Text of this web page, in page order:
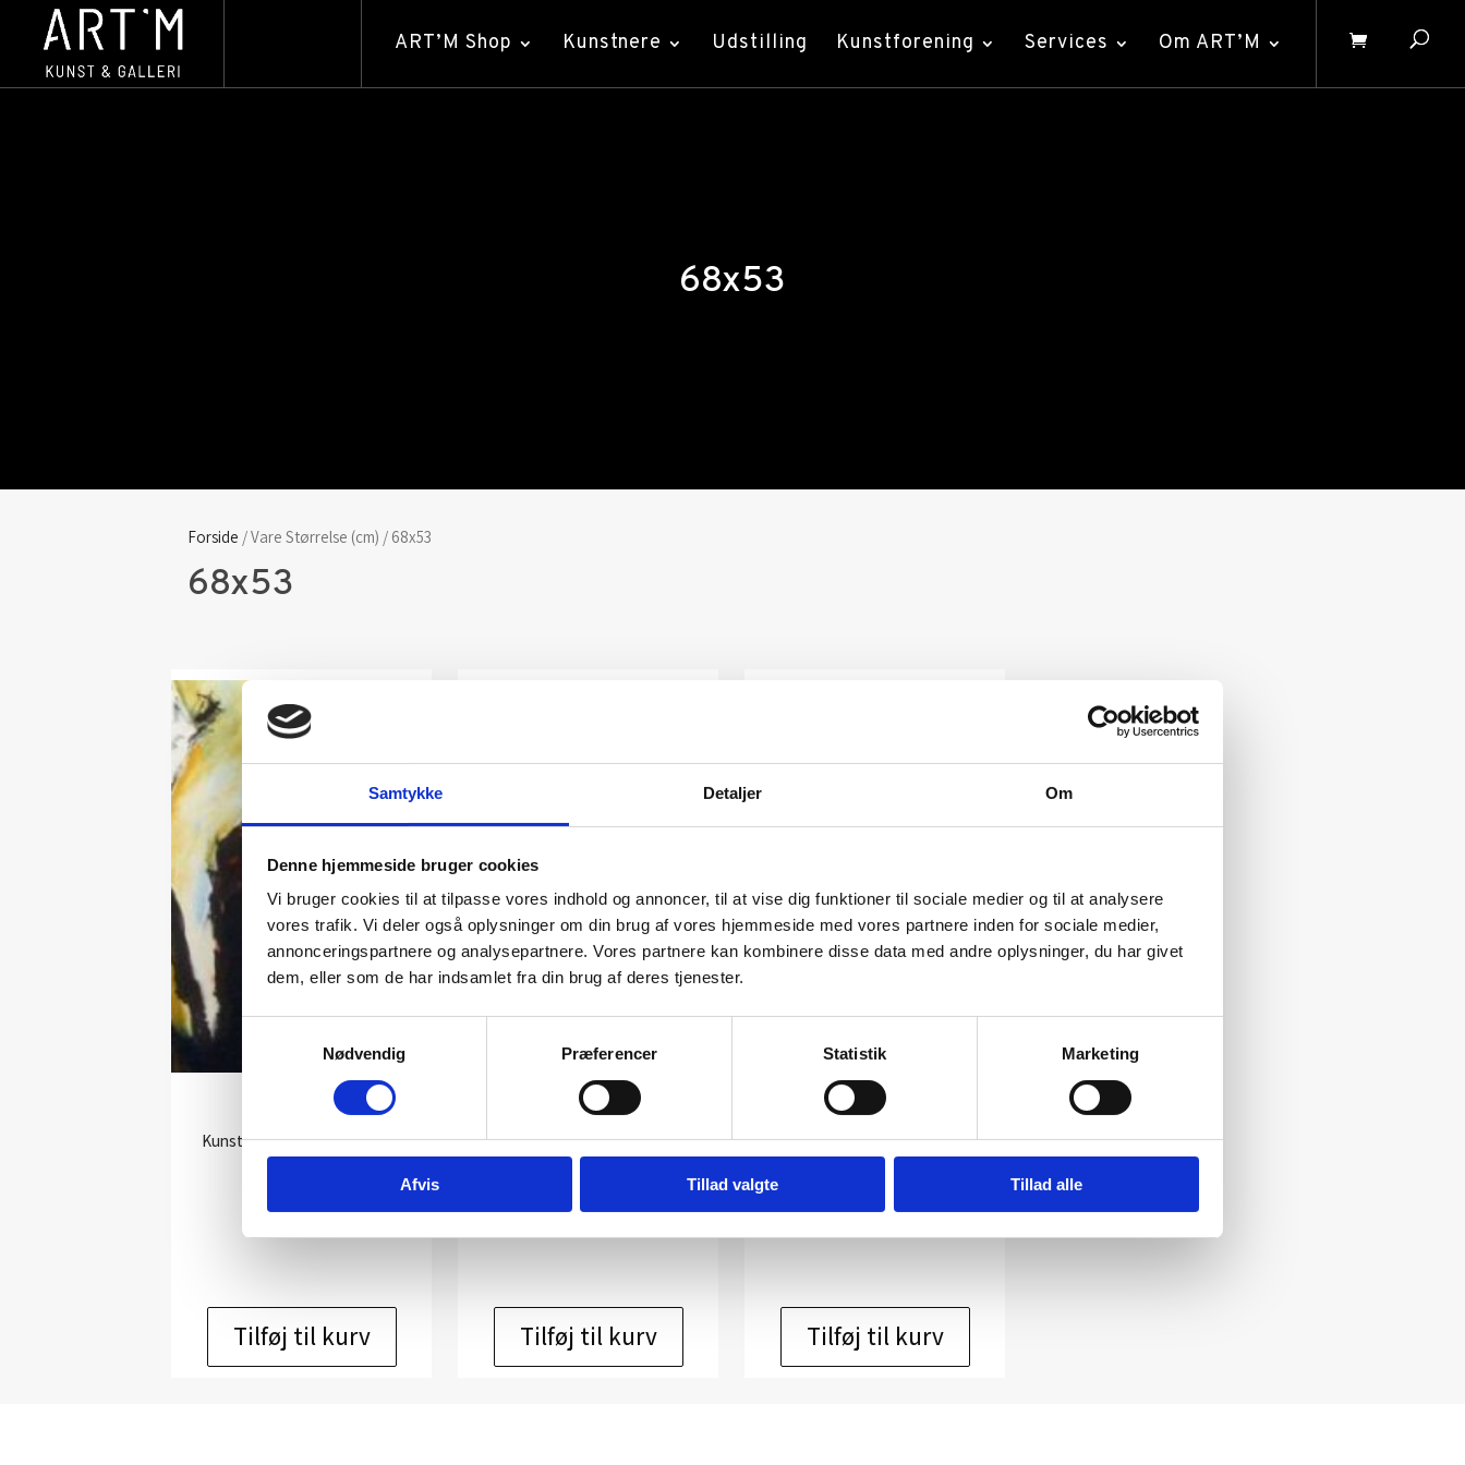
Samtykke Detaljer Om
Denne hjemmeside bruger cookies
Vi bruger cookies til at tilpasse vores indhold og annoncer, til at vise dig funktioner til sociale medier og til at analysere
vores trafik. Vi deler også oplysninger om din brug af vores hjemmeside med vores partnere inden for sociale medier,
annonceringspartnere og analysepartnere. Vores partnere kan kombinere disse data med andre oplysninger, du har givet
dem, eller som de har indsamlet fra din brug af deres tjenester.
Nødvendig
Præferencer Statistik Marketing
Afvis Tillad valgte Tillad alle
ART’M Shop Kunstnere Udstilling Kunstforening Services Om ART’M
68x53
Forside / Vare Størrelse (cm) / 68x53
68x53
Kunstner: Niels Sylvest grafik
kr.
Tilføj til kurv
UT 3094
Kunstner: Niels Sylvest grafik
2.500,00
Tilføj til kurv
UT 3096
Kunstner: Niels Sylvest grafik
2.500,00
Tilføj til kurv